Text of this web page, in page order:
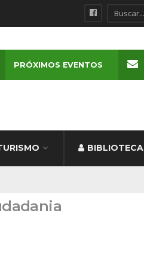
BIBLIOTECA
PRÓXIMOS EVENTOS